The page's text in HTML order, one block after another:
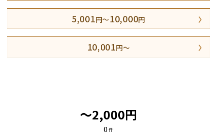
5,001円～ 10,000円
10,001円～
～2,000円
0 件